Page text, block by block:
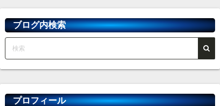
イ
ブブログ内検索
プロフィール